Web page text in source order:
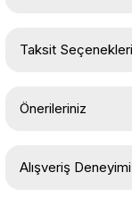
Taksit Seçenekleri
Önerileriniz
konularda yetersiz
Alışveriş Deneyimi